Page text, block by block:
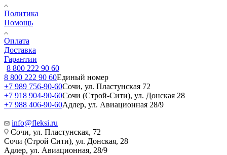
Политика
Помощь
Оплата
Доставка
Гарантии
8 800 222 90 60
8 800 222 90 60Единый номер
+7 989 756-90-60Сочи, ул. Пластунская 72
+7 918 904-90-60Сочи (Строй-Сити), ул. Донская 28
+7 988 406-90-60Адлер, ул. Авиационная 28/9
info@fleksi.ru
Сочи, ул. Пластунская, 72
Сочи (Строй Сити), ул. Донская, 28
Адлер, ул. Авиационная, 28/9